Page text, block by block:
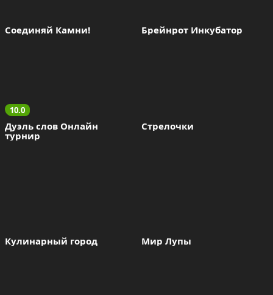
Соединяй Камни! Брейнрот Инкубатор
10.0
Дуэль слов Онлайн
турнир
Стрелочки
Кулинарный город Мир Лупы